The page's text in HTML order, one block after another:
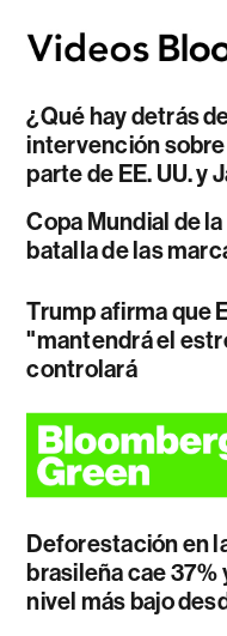
¿Qué hay detrás
intervención
parte de EE. UU. y
Copa Mundial de la
batalla de las
Trump afirma que
"mantendrá el
controlará
Deforestación en
brasileña cae 37%
nivel más bajo